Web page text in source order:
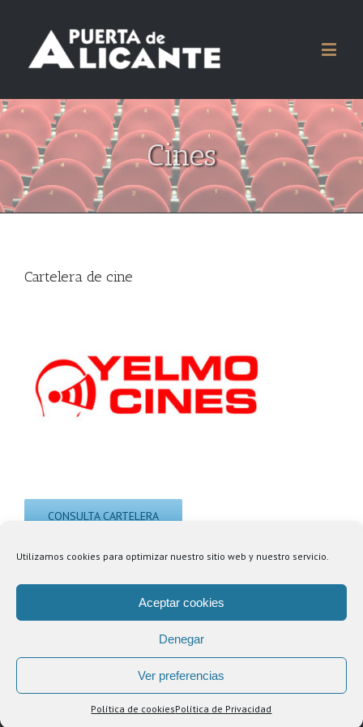
Utilizamos cookies para optimizar nuestro sitio web y nuestro servicio.
Aceptar cookies
Denegar
Ver preferencias
Política de cookiesPolítica de Privacidad
Cines
Cartelera de cine
CONSULTA CARTELERA
© Copyright2026 | Centro Comercial Puerta de Alicante |Política de
Privacidad|Aviso Legal
FacebookYouTubeInstagram
Spotify